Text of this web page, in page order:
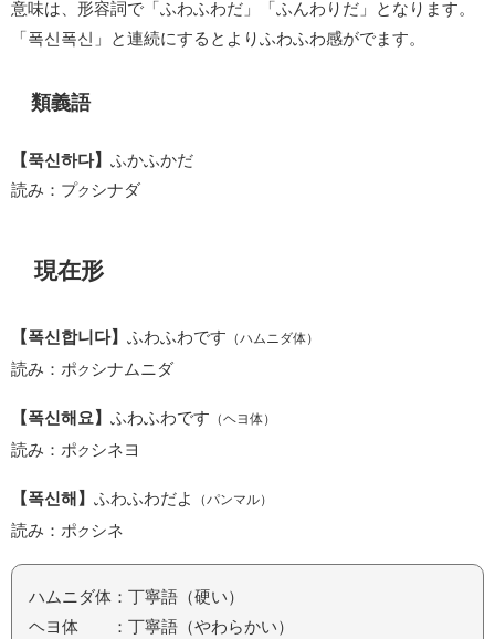
意味は、形容詞で「ふわふわだ」「ふんわりだ」となります。
「폭신폭신」と連続にするとよりふわふわ感がでます。
類義語
【푹신하다】
ふかふかだ
読み：プク シナダ
現在形
【폭신합니다】 ふわふわです （ハムニダ体）
読み：ポク シナムニダ
【폭신해요】 ふわふわです （ヘヨ体）
読み：ポク シネヨ
【폭신해】 ふわふわだよ （パンマル）
読み：ポク シネ
ハムニダ体：丁寧語（硬い）
ヘヨ体 ：丁寧語（やわらかい）